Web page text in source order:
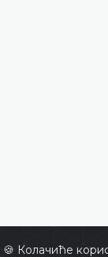
🍪 Колачиће